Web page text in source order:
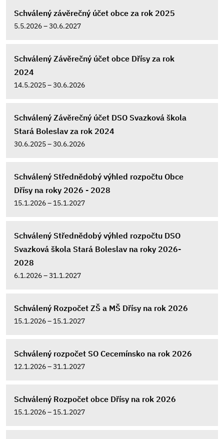
Schválený závěrečný účet obce za rok 2025
5.5.2026 – 30.6.2027
Schválený Závěrečný účet obce Dřísy za rok
2024
14.5.2025 – 30.6.2026
Schválený Závěrečný účet DSO Svazková škola
Stará Boleslav za rok 2024
30.6.2025 – 30.6.2026
Schválený Střednědobý výhled rozpočtu Obce
Dřísy na roky 2026 - 2028
15.1.2026 – 15.1.2027
Schválený Střednědobý výhled rozpočtu DSO
Svazková škola Stará Boleslav na roky 2026-
2028
6.1.2026 – 31.1.2027
Schválený Rozpočet ZŠ a MŠ Dřísy na rok 2026
15.1.2026 – 15.1.2027
Schválený rozpočet SO Cecemínsko na rok 2026
12.1.2026 – 31.1.2027
Schválený Rozpočet obce Dřísy na rok 2026
15.1.2026 – 15.1.2027